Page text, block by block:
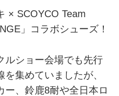
× SCOYCO Team
」コラボシューズ！
ルショー会場でも先行
集めていましたが、
ー、鈴鹿8耐や全日本ロ